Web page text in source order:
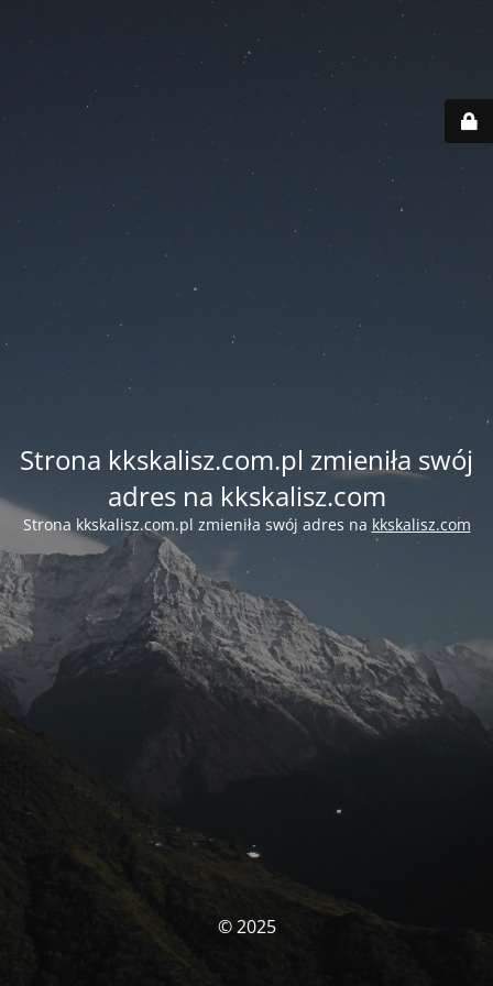
Strona kkskalisz.com.pl zmieniła swój
adres na kkskalisz.com
Strona kkskalisz.com.pl zmieniła swój adres na kkskalisz.com
© 2025